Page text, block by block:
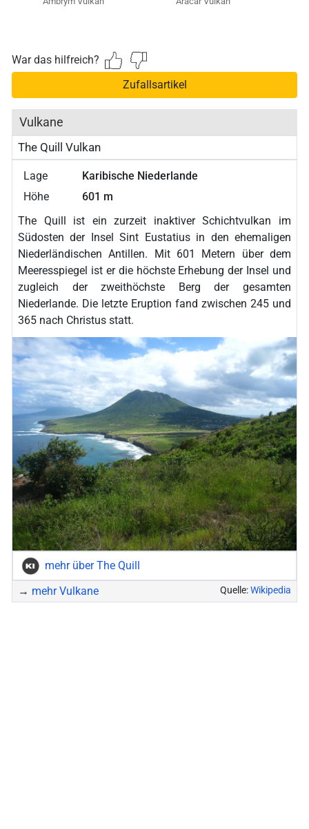
War das hilfreich?
Zufallsartikel
Vulkane
The Quill Vulkan
Lage
Karibische Niederlande
Höhe
601 m
The Quill ist ein zurzeit inaktiver Schichtvulkan im
Südosten der Insel Sint Eustatius in den ehemaligen
Niederländischen Antillen. Mit 601 Metern über dem
Meeresspiegel ist er die höchste Erhebung der Insel und
zugleich der zweithöchste Berg der gesamten
Niederlande. Die letzte Eruption fand zwischen 245 und
365 nach Christus statt.
mehr über The Quill
→ mehr Vulkane Quelle:Wikipedia